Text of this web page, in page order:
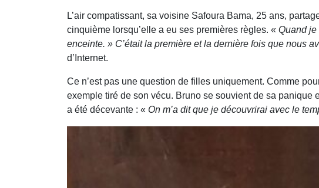
L’air compatissant, sa voisine Safoura Bama, 25 ans,
cinquième lorsqu’elle a eu ses premières règles. « Quand je
enceinte. » C’était la première et la dernière fois que nous
d’Internet.
Ce n’est pas une question de filles uniquement. Comme
exemple tiré de son vécu. Bruno se souvient de sa panique
a été décevante : « On m’a dit que je découvrirai avec le